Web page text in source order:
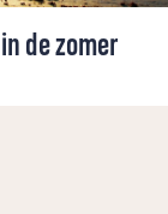
de zomer
die nieuwe